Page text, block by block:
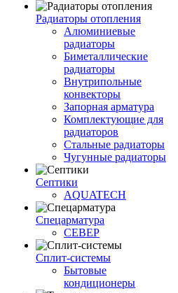
Радиаторы отопления
Алюминиевые
радиаторы
Биметаллические
радиаторы
Внутрипольные
конвекторы
Запорная арматура
Комплектующие для
радиаторов
Стальные радиаторы
Чугунные радиаторы
Септики
AQUATECH
Спецарматура
СЕВЕР
Сплит-системы
Бытовые
кондиционеры